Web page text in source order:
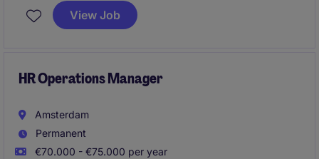
organizational effectiveness across the Netherlands,
Germany, and Belgium. Based in Helmond, you will
the long-term growth of the business.
View Job
HR Operations Manager
Amsterdam
Permanent
€70.000 - €75.000 per year